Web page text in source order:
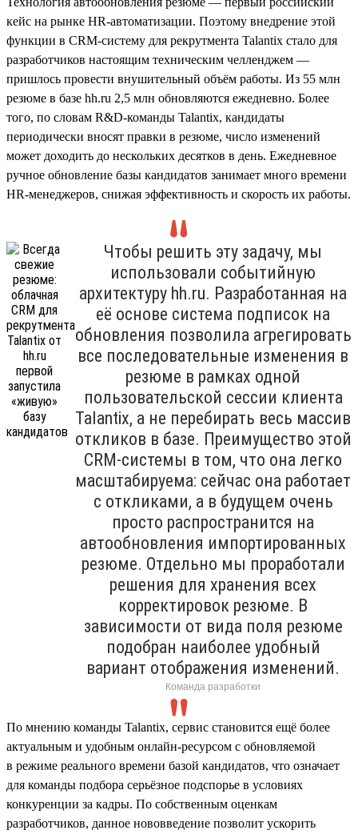
кейс на рынке HR-автоматизации. Поэтому внедрение этой
функции в CRM-систему для рекрутмента Talantix стало для
разработчиков настоящим техническим челленджем —
пришлось провести внушительный объём работы. Из 55 млн
резюме в базе hh.ru 2,5 млн обновляются ежедневно. Более
того, по словам R&D-команды Talantix, кандидаты
периодически вносят правки в резюме, число изменений
может доходить до нескольких десятков в день. Ежедневное
ручное обновление базы кандидатов занимает много времени
HR-менеджеров, снижая эффективность и скорость их работы.
Чтобы решить эту задачу, мы
использовали событийную
архитектуру hh.ru. Разработанная на
её основе система подписок на
обновления позволила агрегировать
все последовательные изменения в
резюме в рамках одной
пользовательской сессии клиента
Talantix, а не перебирать весь массив
откликов в базе. Преимущество этой
CRM-системы в том, что она легко
масштабируема: сейчас она работает
с откликами, а в будущем очень
просто распространится на
автообновления импортированных
резюме. Отдельно мы проработали
решения для хранения всех
корректировок резюме. В
зависимости от вида поля резюме
подобран наиболее удобный
вариант отображения изменений.
Команда разработки
По мнению команды Talantix, сервис становится ещё более
актуальным и удобным онлайн-ресурсом с обновляемой
в режиме реального времени базой кандидатов, что означает
для команды подбора серьёзное подспорье в условиях
конкуренции за кадры. По собственным оценкам
разработчиков, данное нововведение позволит ускорить